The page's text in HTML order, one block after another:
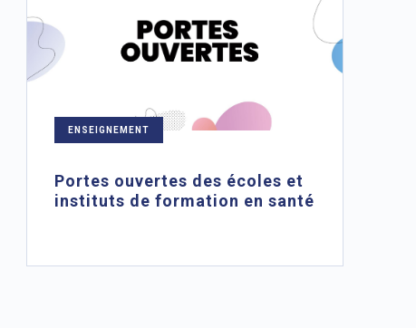
ENSEIGNEMENT
Portes ouvertes des écoles et
instituts de formation en santé